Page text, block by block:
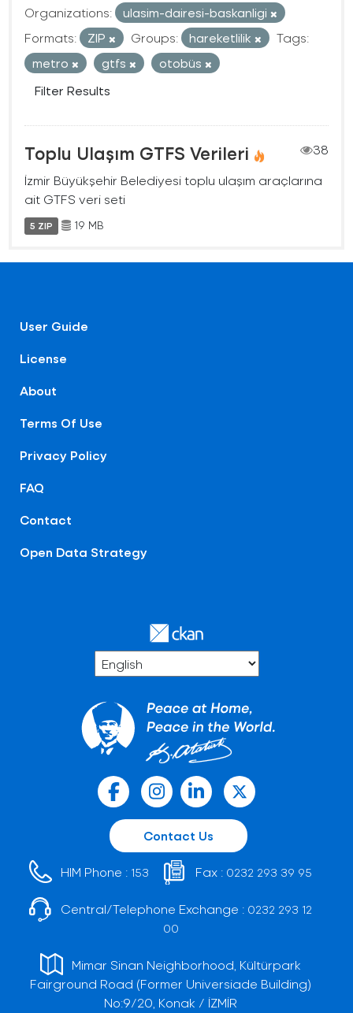
Organizations:
ulasim-dairesi-baskanligi
Formats:
ZIP Groups: hareketlilik
Tags:
metro
gtfs
otobüs
Filter Results
Toplu Ulaşım GTFS Verileri
38
İzmir Büyükşehir Belediyesi toplu ulaşım araçlarına
ait GTFS veri seti
5 ZIP 19 MB
User Guide
License
About
Terms Of Use
Privacy Policy
FAQ
Contact
Open Data Strategy
Contact Us
HIM Phone : 153 Fax : 0232 293 39 95
Central/Telephone Exchange : 0232 293 12
00
Mimar Sinan Neighborhood, Kültürpark
Fairground Road (Former Universiade Building)
No:9/20, Konak / İZMİR